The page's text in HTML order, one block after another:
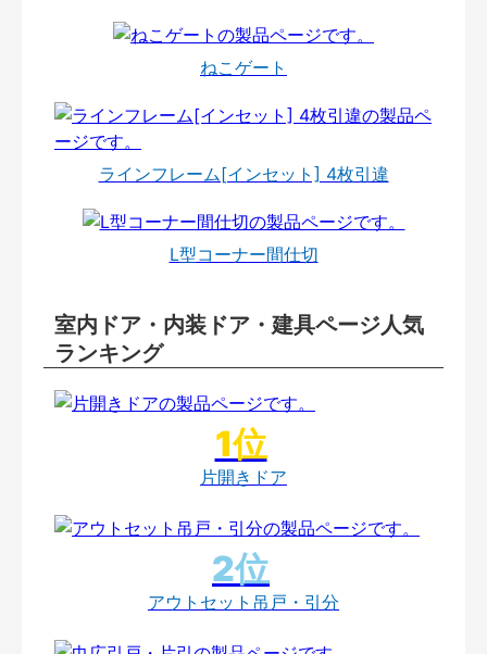
ねこゲート
ラインフレーム[インセット] 4枚引違
L型コーナー間仕切
室内ドア・内装ドア・建具ページ人気
ランキング
片開きドア
アウトセット吊戸・引分